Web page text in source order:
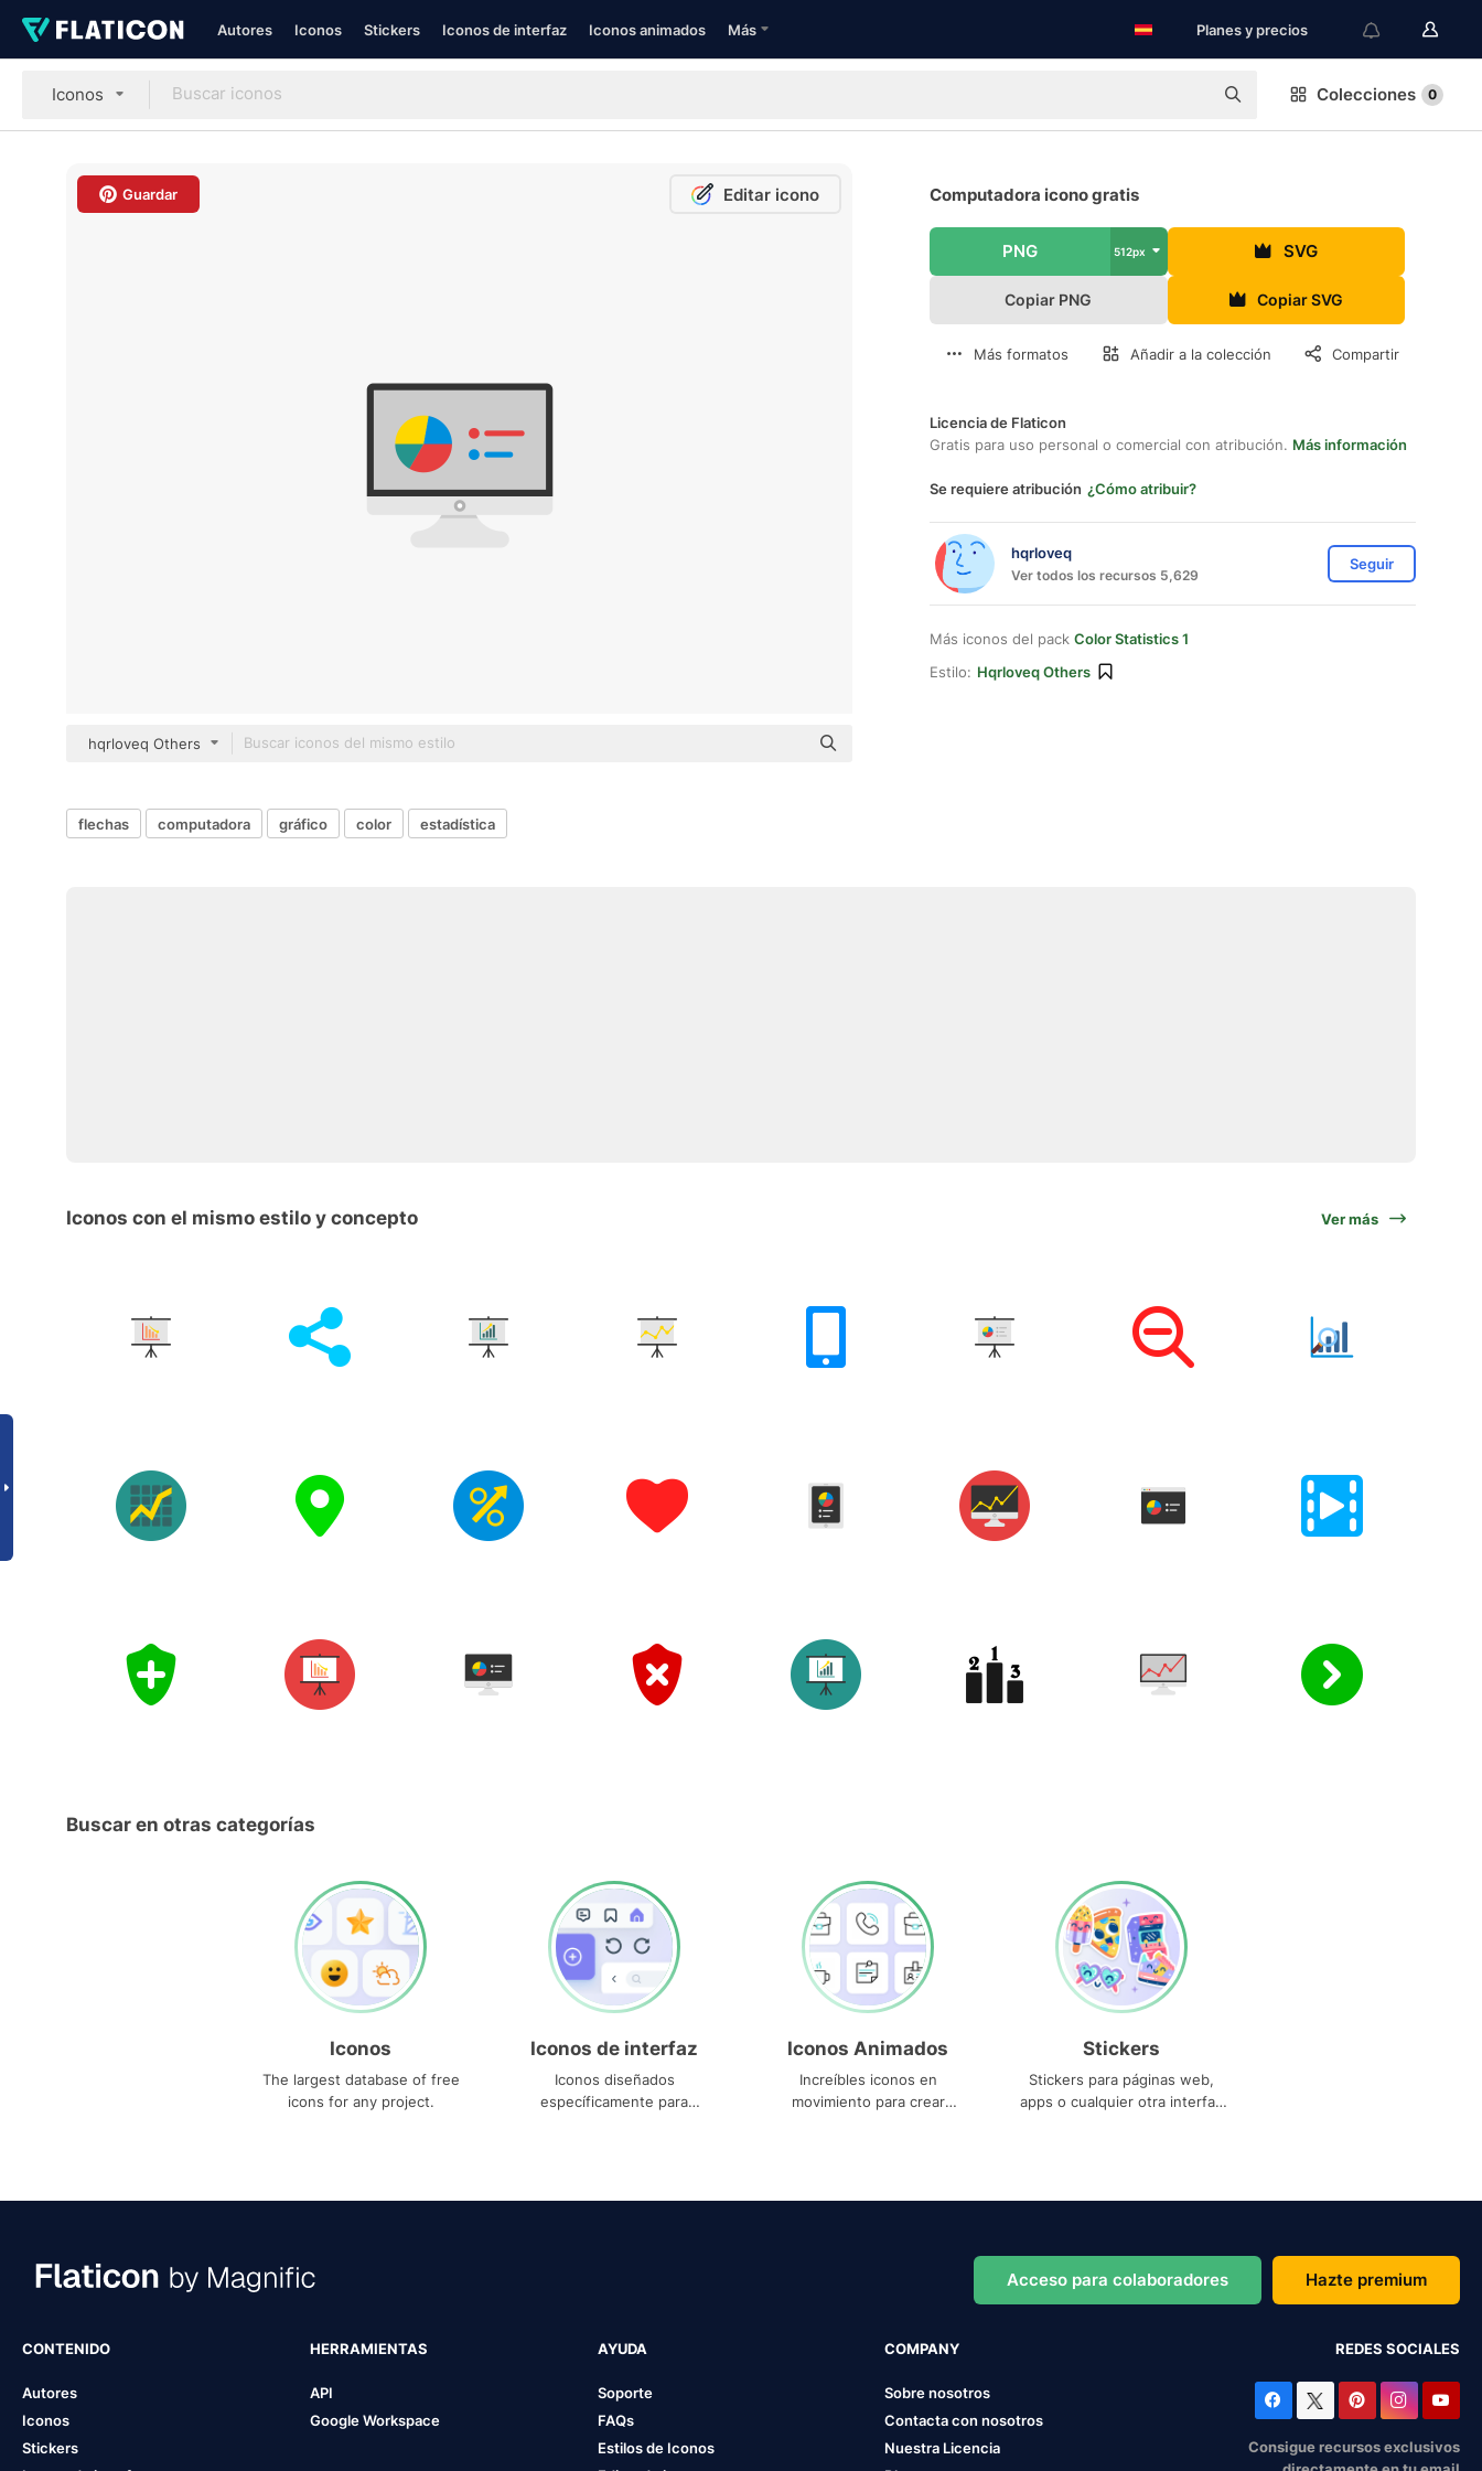
Autores Iconos Stickers Iconos de interfaz Iconos animados Más Planes y precios
Iconos Colecciones 0
Guardar Editar icono
hqrloveq Others
Computadora icono gratis
PNG 512px SVG
Copiar PNG Copiar SVG
Más formatos Añadir a la colección Compartir
Licencia de Flaticon
Gratis para uso personal o comercial con atribución. Más información
Se requiere atribución ¿Cómo atribuir?
hqrloveq
Ver todos los recursos 5,629
Seguir
Más iconos del pack Color Statistics 1
Estilo: Hqrloveq Others
flechas computadora gráfico color estadística
Iconos con el mismo estilo y concepto Ver más
Buscar en otras categorías
Iconos
The largest database of free
icons for any project.
Iconos de interfaz
Iconos diseñados
específicamente para
Iconos Animados
Increíbles iconos en
movimiento para crear
Stickers
Stickers para páginas web,
apps o cualquier otra interfaz
Acceso para colaboradores Hazte premium
CONTENIDO
Autores
Iconos
Stickers
HERRAMIENTAS
API
Google Workspace
AYUDA
Soporte
FAQs
Estilos de Iconos
COMPANY
Sobre nosotros
Contacta con nosotros
Nuestra Licencia
REDES SOCIALES
Consigue recursos exclusivos